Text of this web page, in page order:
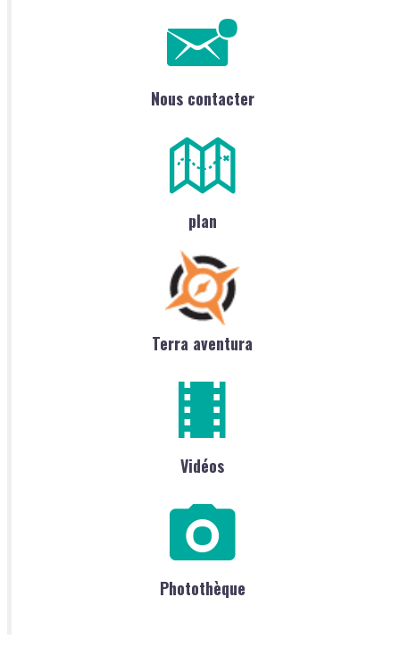
Nous contacter
plan
Terra aventura
Vidéos
Photothèque